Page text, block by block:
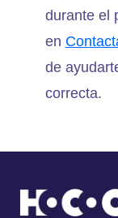
durante el
en
de
correcta.